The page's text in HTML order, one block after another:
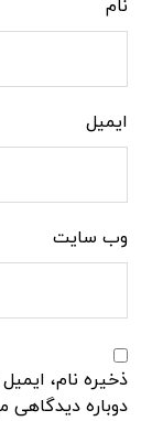
نام
ایمیل
وب‌ سایت
ذخیره نام،
دوباره دیدگاهی